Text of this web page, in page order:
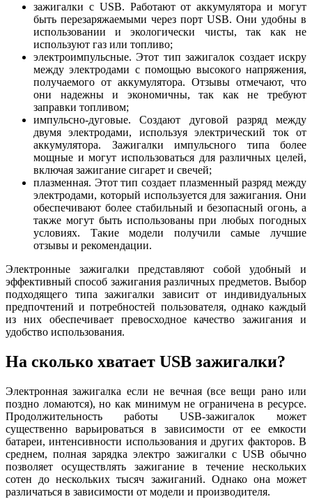
зажигалки с USB. Работают от аккумулятора и могут
быть перезаряжаемыми через порт USB. Они удобны в
использовании и экологически чисты, так как не
используют газ или топливо;
электроимпульсные. Этот тип зажигалок создает искру
между электродами с помощью высокого напряжения,
получаемого от аккумулятора. Отзывы отмечают, что
они надежны и экономичны, так как не требуют
заправки топливом;
импульсно-дуговые. Создают дуговой разряд между
двумя электродами, используя электрический ток от
аккумулятора. Зажигалки импульсного типа более
мощные и могут использоваться для различных целей,
включая зажигание сигарет и свечей;
плазменная. Этот тип создает плазменный разряд между
электродами, который используется для зажигания. Они
обеспечивают более стабильный и безопасный огонь, а
также могут быть использованы при любых погодных
условиях. Такие модели получили самые лучшие
отзывы и рекомендации.
Электронные зажигалки представляют собой удобный и
эффективный способ зажигания различных предметов. Выбор
подходящего типа зажигалки зависит от индивидуальных
предпочтений и потребностей пользователя, однако каждый
из них обеспечивает превосходное качество зажигания и
удобство использования.
На сколько хватает USB зажигалки?
Электронная зажигалка если не вечная (все вещи рано или
поздно ломаются), но как минимум не ограничена в ресурсе.
Продолжительность работы USB-зажигалок может
существенно варьироваться в зависимости от ее емкости
батареи, интенсивности использования и других факторов. В
среднем, полная зарядка электро зажигалки с USB обычно
позволяет осуществлять зажигание в течение нескольких
сотен до нескольких тысяч зажиганий. Однако она может
различаться в зависимости от модели и производителя.